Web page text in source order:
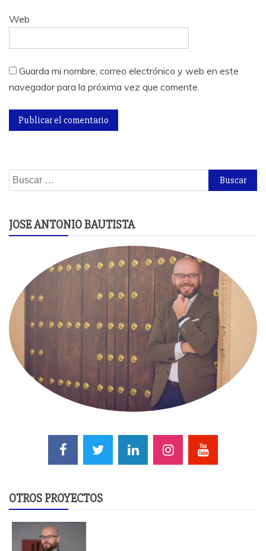
Web
Guarda mi nombre, correo electrónico y web en este
navegador para la próxima vez que comente.
Buscar:
JOSE ANTONIO BAUTISTA
OTROS PROYECTOS